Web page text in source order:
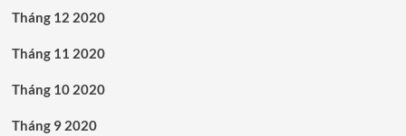
Tháng 12 2020
Tháng 11 2020
Tháng 10 2020
Tháng 9 2020